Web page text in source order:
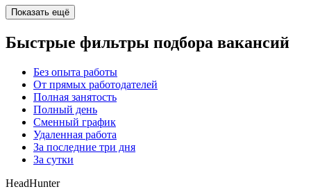
Показать ещё
Быстрые фильтры подбора вакансий
Без опыта работы
От прямых работодателей
Полная занятость
Полный день
Сменный график
Удаленная работа
За последние три дня
За сутки
HeadHunter